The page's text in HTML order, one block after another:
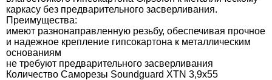
каркасу без предварительного засверливания.
Преимущества:
имеют разнонаправленную резьбу, обеспечивая прочное
и надежное крепление гипсокартона к металлическим
основаниям
не требуют предварительного засверливания
Количество Саморезы Soundguard XTN 3,9x55